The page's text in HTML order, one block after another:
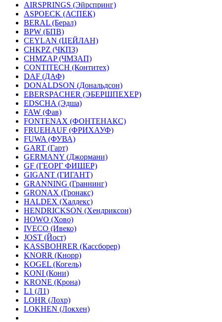
AIRSPRINGS (Эйрспринг)
ASPOECK (АСПЕК)
BERAL (Берал)
BPW (БПВ)
CEYLAN (ЦЕЙЛАН)
CHKPZ (ЧКПЗ)
CHMZAP (ЧМЗАП)
CONTITECH (Контитех)
DAF (ДАФ)
DONALDSON (Дональдсон)
EBERSPACHER (ЭБЕРШПЕХЕР)
EDSCHA (Эдша)
FAW (Фав)
FONTENAX (ФОНТЕНАКС)
FRUEHAUF (ФРИХАУФ)
FUWA (ФУВА)
GART (Гарт)
GERMANY (Джормани)
GF (ГЕОРГ ФИШЕР)
GIGANT (ГИГАНТ)
GRANNING (Граннинг)
GRONAX (Гронакс)
HALDEX (Халдекс)
HENDRICKSON (Хендриксон)
HOWO (Хово)
IVECO (Ивеко)
JOST (Йост)
KASSBOHRER (Касcборер)
KNORR (Кнорр)
KOGEL (Когель)
KONI (Кони)
KRONE (Крона)
L1 (Л1)
LOHR (Лохр)
LOKHEN (Локхен)